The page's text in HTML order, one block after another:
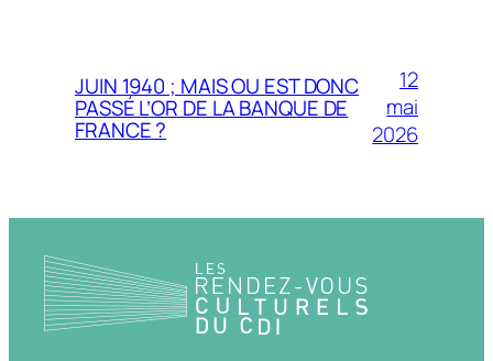
JUIN 1940 ; MAIS OU EST DONC
PASSÉ L’OR DE LA BANQUE DE
FRANCE ?
12
mai
2026